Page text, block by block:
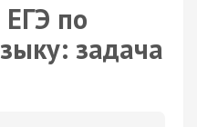
по
задача